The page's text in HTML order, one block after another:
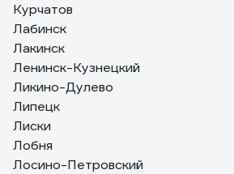
Курчатов
Лабинск
Лакинск
Ленинск-Кузнецкий
Ликино-Дулево
Липецк
Лиски
Лобня
Лосино-Петровский